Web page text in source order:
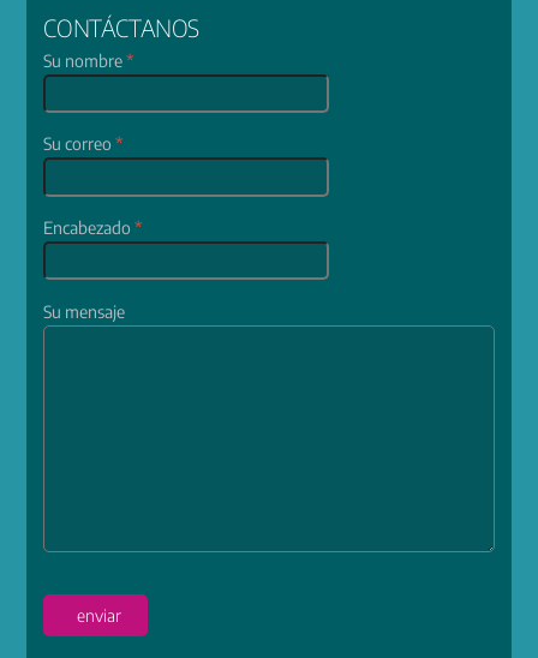
CONTÁCTANOS
Su nombre*
Su correo*
Encabezado*
Su mensaje
enviar